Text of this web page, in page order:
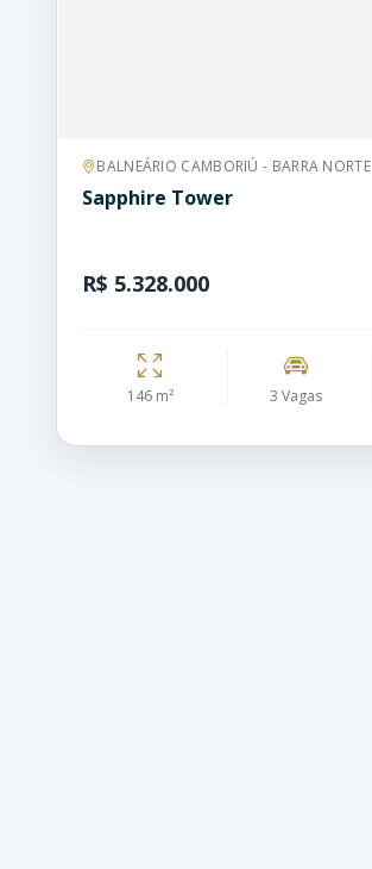
BALNEÁRIO CAMBORIÚ - BARRA NORTE
Sapphire Tower
R$ 5.328.000
146 m² 3 Vagas